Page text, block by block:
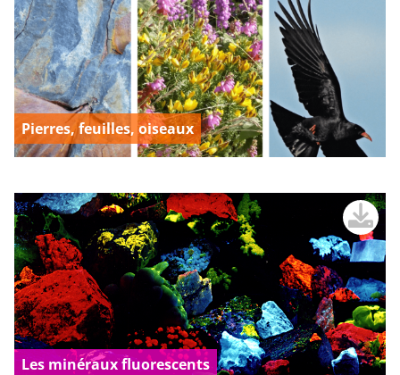
Pierres, feuilles, oiseaux
Les minéraux fluorescents